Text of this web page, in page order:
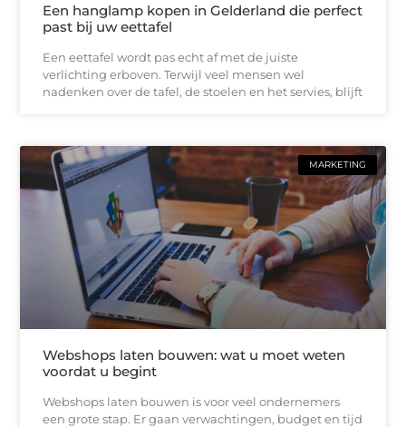
Een hanglamp kopen in Gelderland die perfect
past bij uw eettafel
Een eettafel wordt pas echt af met de juiste
verlichting erboven. Terwijl veel mensen wel
nadenken over de tafel, de stoelen en het servies, blijft
MARKETING
Webshops laten bouwen: wat u moet weten
voordat u begint
Webshops laten bouwen is voor veel ondernemers
een grote stap. Er gaan verwachtingen, budget en tijd